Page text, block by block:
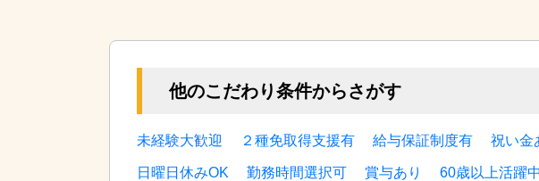
他のこだわり条件からさがす
未経験大歓迎 ２種免取得支援有 給与保証制度有 祝い金
日曜日休みOK 勤務時間選択可 賞与あり 60歳以上活躍中